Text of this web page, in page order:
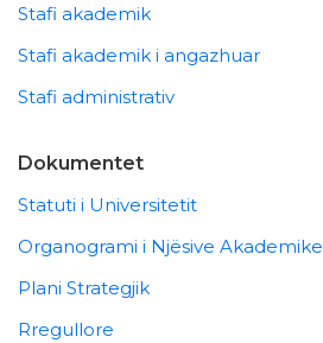
Stafi akademik
Stafi akademik i angazhuar
Stafi administrativ
Dokumentet
Statuti i Universitetit
Organogrami i Njësive Akademike
Plani Strategjik
Rregullore